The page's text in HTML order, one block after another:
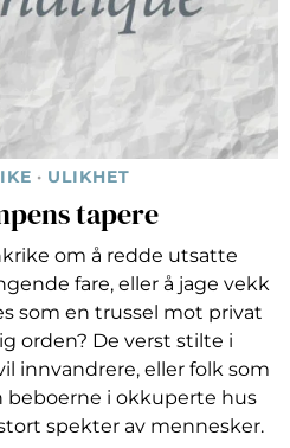
· ULIKHET
tapere
om å redde utsatte
fare, eller å jage vekk
som en trussel mot privat
orden? De verst stilte i
innvandrere, eller folk som
beboerne i okkuperte hus
spekter av mennesker.